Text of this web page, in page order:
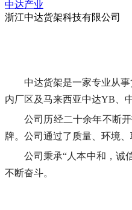
中达产业
浙江中达货架科技有限公司
中达货架是一家专业从
内厂区及马来西亚中达YB、
公司历经二十余年不断
牌。公司通过了质量、环境
公司秉承“人本中和，诚
不断奋斗。